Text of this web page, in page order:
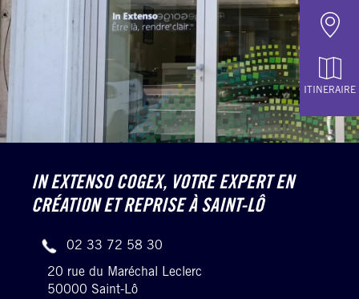
ITINERAIRE
IN EXTENSO COGEX, VOTRE EXPERT EN
CRÉATION ET REPRISE À SAINT-LÔ
02 33 72 58 30
20 rue du Maréchal Leclerc
50000 Saint-Lô